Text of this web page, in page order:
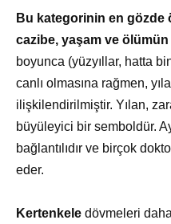
Bu kategorinin en gözde
cazibe, yaşam ve
boyunca (yüzyıllar, hatta
canlı olmasına rağmen,
ilişkilendirilmiştir. Yılan,
büyüleyici bir semboldür.
bağlantılıdır ve birçok
eder.
Kertenkele dövmeleri